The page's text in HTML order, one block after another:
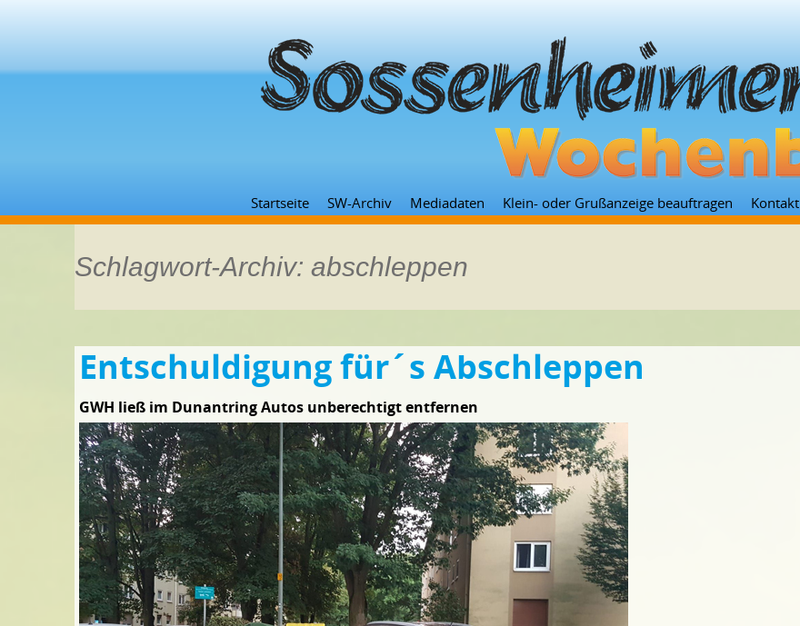
Zum
Inhalt
Startseite SW-Archiv Mediadaten Klein- oder Grußanzeige beauftragen Kontakt
Schlagwort-Archiv: abschleppen
Entschuldigung für´s Abschleppen
GWH ließ im Dunantring Autos unberechtigt entfernen